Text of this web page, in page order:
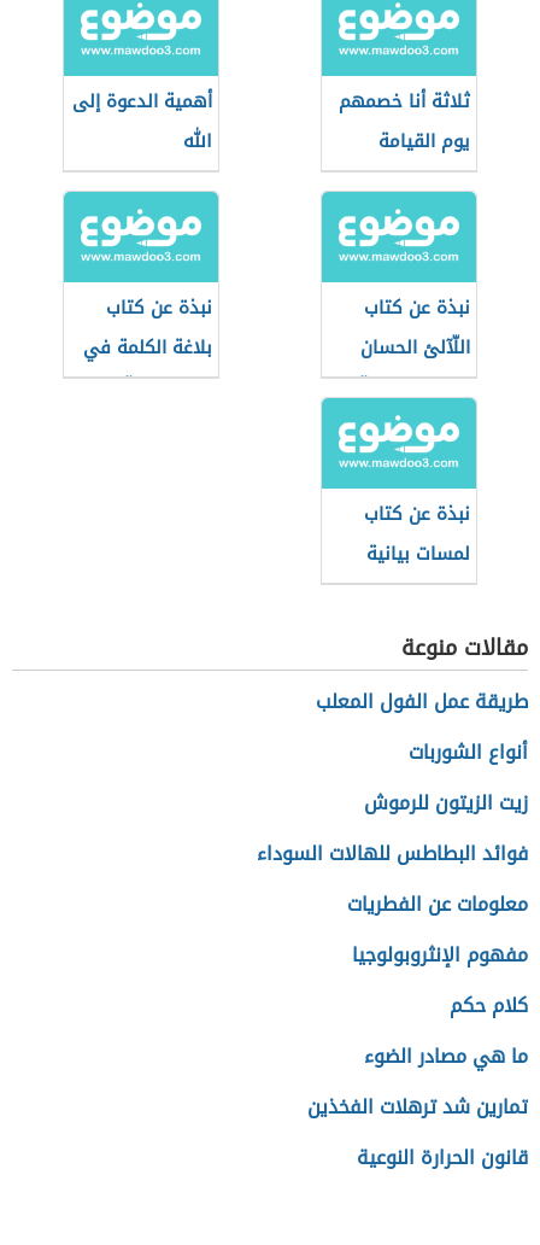
ثلاثة أنا خصمهم
يوم القيامة
أهمية الدعوة إلى
الله
نبذة عن كتاب
اللّآلئ الحسان
في علوم القرآن
نبذة عن كتاب
بلاغة الكلمة في
التعبير القرآني
نبذة عن كتاب
لمسات بيانية
لفاضل السامرائي
مقالات منوعة
طريقة عمل الفول المعلب
أنواع الشوربات
زيت الزيتون للرموش
فوائد البطاطس للهالات السوداء
معلومات عن الفطريات
مفهوم الإنثروبولوجيا
كلام حكم
ما هي مصادر الضوء
تمارين شد ترهلات الفخذين
قانون الحرارة النوعية